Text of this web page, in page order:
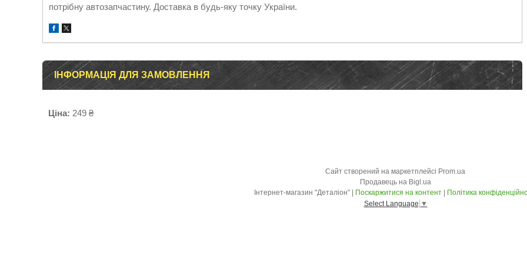
потрібну автозапчастину. Доставка в будь-яку точку України.
ІНФОРМАЦІЯ ДЛЯ ЗАМОВЛЕННЯ
Ціна: 249 ₴
Сайт створений на маркетплейсі Prom.ua
Продавець на Bigl.ua
Поскаржитися на контент
Політика
Select Language ▼